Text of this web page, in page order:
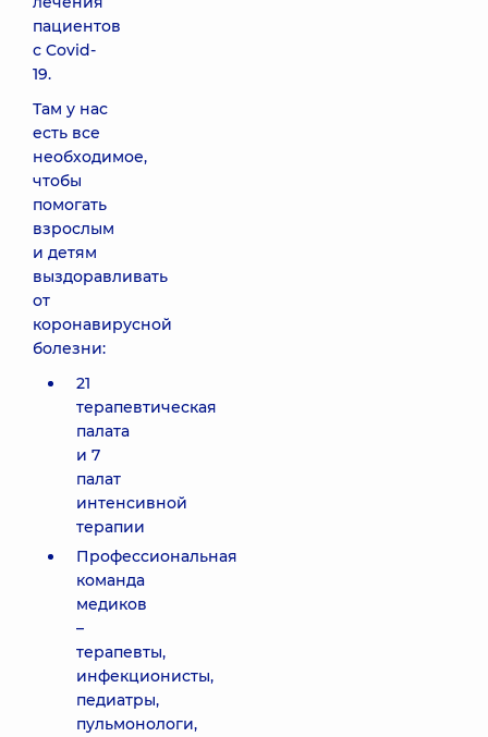
пациентов
с Covid-
19.
Там у нас
есть все
необходимое,
чтобы
помогать
взрослым
и детям
выздоравливать
от
коронавирусной
болезни:
21
терапевтическая
палата
и 7
палат
интенсивной
терапии
Профессиональная
команда
медиков
–
терапевты,
инфекционисты,
педиатры,
пульмонологи,